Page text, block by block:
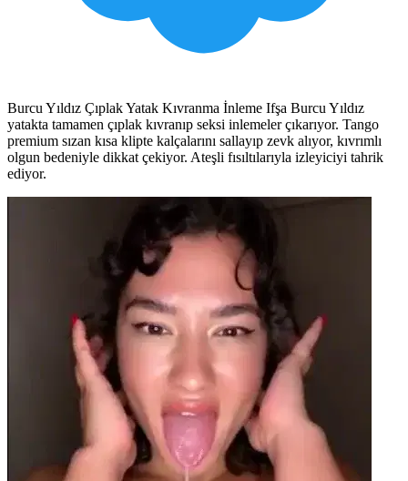
Burcu Yıldız Çıplak Yatak Kıvranma İnleme Ifşa Burcu Yıldız
yatakta tamamen çıplak kıvranıp seksi inlemeler çıkarıyor. Tango
premium sızan kısa klipte kalçalarını sallayıp zevk alıyor, kıvrımlı
olgun bedeniyle dikkat çekiyor. Ateşli fısıltılarıyla izleyiciyi tahrik
ediyor.